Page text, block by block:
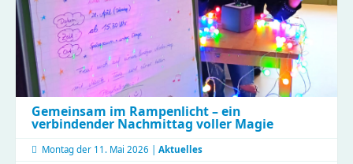
Gemeinsam im Rampenlicht – ein
verbindender Nachmittag voller Magie
Montag der 11. Mai 2026 | Aktuelles